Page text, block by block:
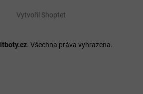
Vytvořil Shoptet
itboty.cz. Všechna práva vyhrazena.